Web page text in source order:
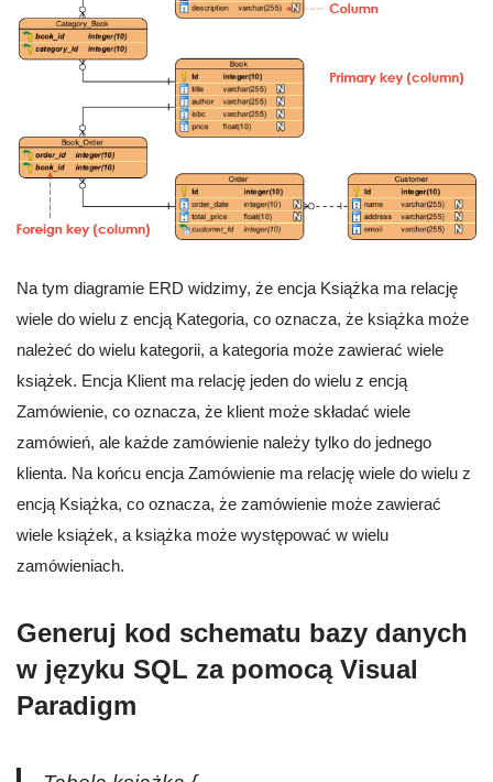
Na tym diagramie ERD widzimy, że encja Książka ma relację
wiele do wielu z encją Kategoria, co oznacza, że książka może
należeć do wielu kategorii, a kategoria może zawierać wiele
książek. Encja Klient ma relację jeden do wielu z encją
Zamówienie, co oznacza, że klient może składać wiele
zamówień, ale każde zamówienie należy tylko do jednego
klienta. Na końcu encja Zamówienie ma relację wiele do wielu z
encją Książka, co oznacza, że zamówienie może zawierać
wiele książek, a książka może występować w wielu
zamówieniach.
Generuj kod schematu bazy danych
w języku SQL za pomocą Visual
Paradigm